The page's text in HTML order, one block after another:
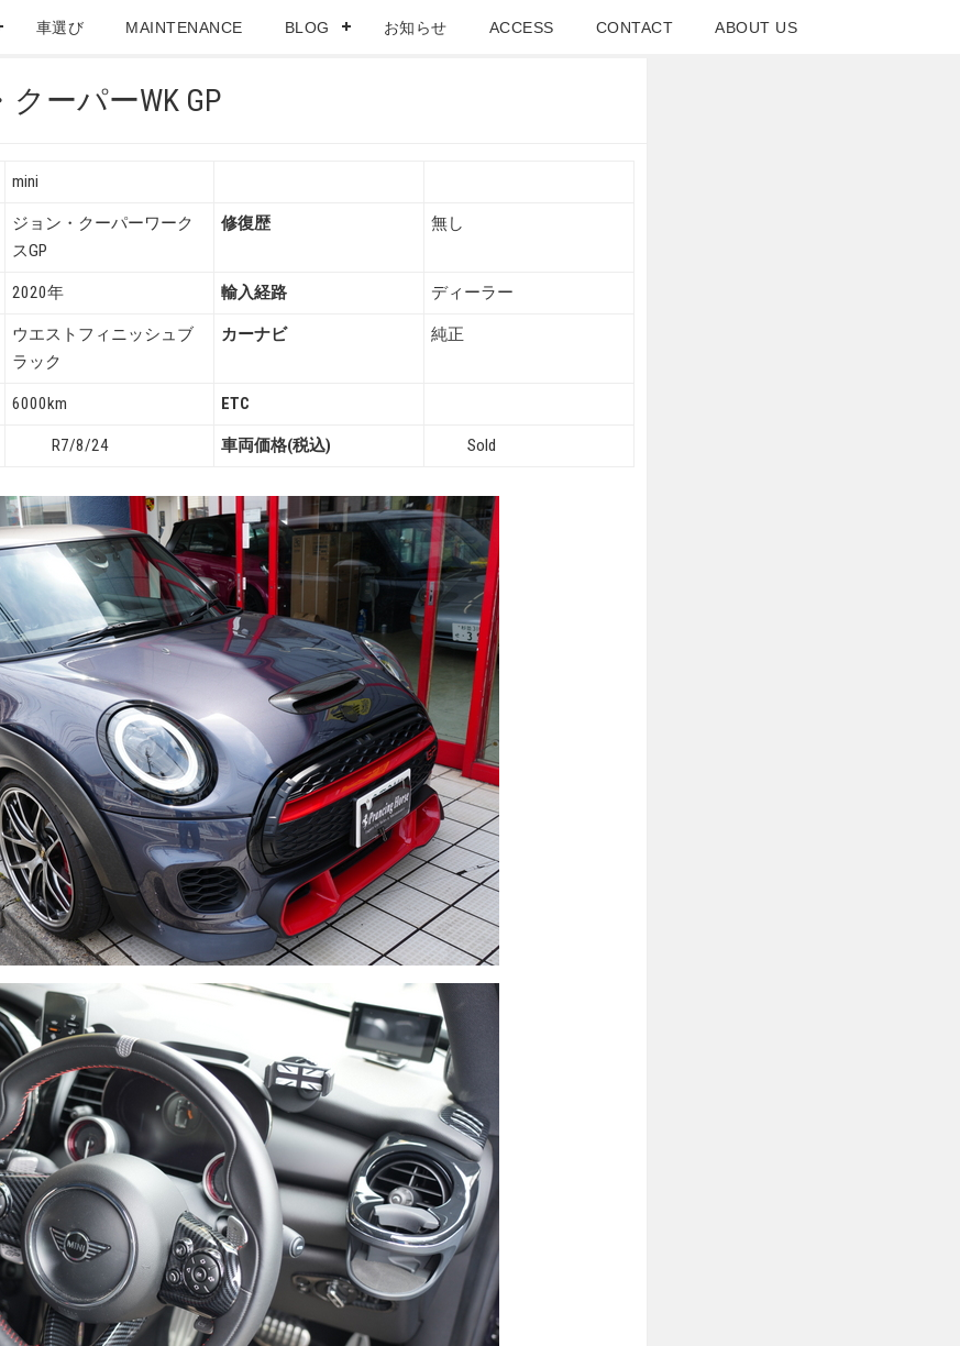
車選び MAINTENANCE BLOG お知らせ ACCESS CONTACT ABOUT US
ーパーWK GP
mini
ジョン・クーパーワーク
スGP
修復歴 無し
2020年 輸入経路 ディーラー
ウエストフィニッシュブ
ラック
カーナビ 純正
6000km ETC
R7/8/24 車両価格(税込) Sold